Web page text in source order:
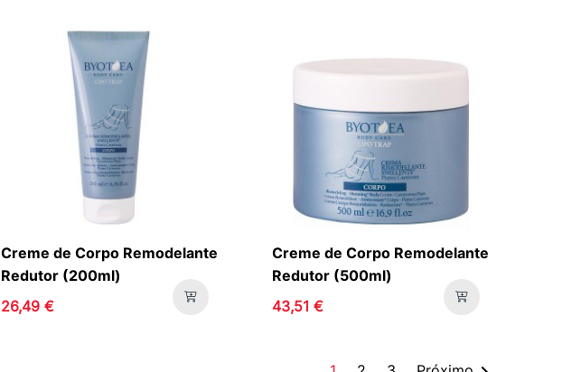
Creme de Corpo Remodelante
Redutor (200ml)
26,49 €
Creme de Corpo Remodelante
Redutor (500ml)
43,51 €